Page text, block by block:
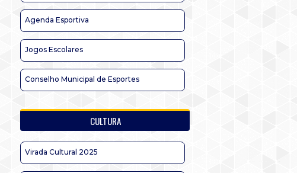
Agenda Esportiva
Jogos Escolares
Conselho Municipal de Esportes
CULTURA
Virada Cultural 2025